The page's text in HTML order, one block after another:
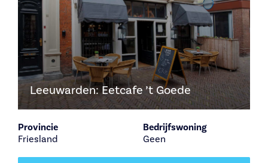
Leeuwarden: Eetcafe ’t Goede
Provincie
Friesland
Bedrijfswoning
Geen